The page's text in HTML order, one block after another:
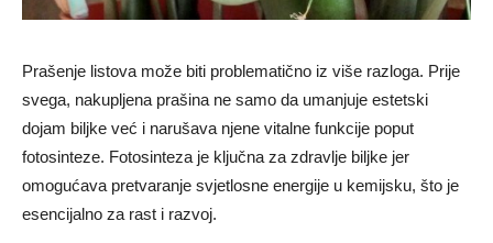
Prašenje listova može biti problematično iz više razloga. Prije
svega, nakupljena prašina ne samo da umanjuje estetski
dojam biljke već i narušava njene vitalne funkcije poput
fotosinteze. Fotosinteza je ključna za zdravlje biljke jer
omogućava pretvaranje svjetlosne energije u kemijsku, što je
esencijalno za rast i razvoj.